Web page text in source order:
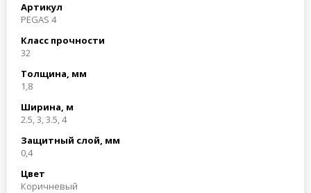
Артикул
PEGAS 4
Класс прочности
32
Толщина, мм
1,8
Ширина, м
2.5, 3, 3.5, 4
Защитный слой, мм
0,4
Цвет
Коричневый